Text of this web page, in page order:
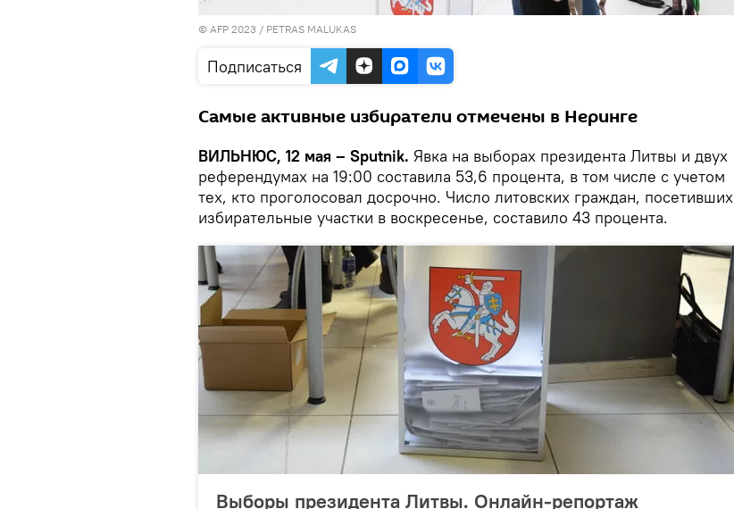
© AFP 2023 / PETRAS MALUKAS
Подписаться
Самые активные избиратели отмечены в Неринге
ВИЛЬНЮС, 12 мая – Sputnik. Явка на выборах президента Литвы и двух
референдумах на 19:00 составила 53,6 процента, в том числе с учетом
тех, кто проголосовал досрочно. Число литовских граждан, посетивших
избирательные участки в воскресенье, составило 43 процента.
Выборы президента Литвы. Онлайн-репортаж